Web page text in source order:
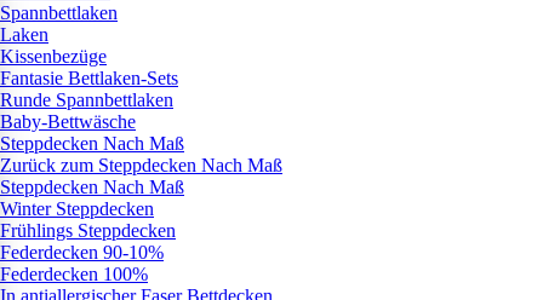
Spannbettlaken
Laken
Kissenbezüge
Fantasie Bettlaken-Sets
Runde Spannbettlaken
Baby-Bettwäsche
Steppdecken Nach Maß
Zurück zum Steppdecken Nach Maß
Steppdecken Nach Maß
Winter Steppdecken
Frühlings Steppdecken
Federdecken 90-10%
Federdecken 100%